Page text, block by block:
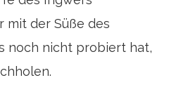
mit der Süße des
noch nicht probiert hat,